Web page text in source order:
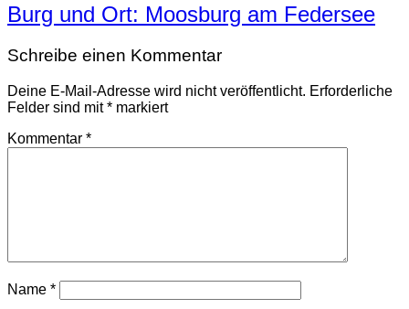
Burg und Ort: Moosburg am Federsee
Schreibe einen Kommentar
Deine E-Mail-Adresse wird nicht veröffentlicht. Erforderliche
Felder sind mit* markiert
Kommentar *
Name *